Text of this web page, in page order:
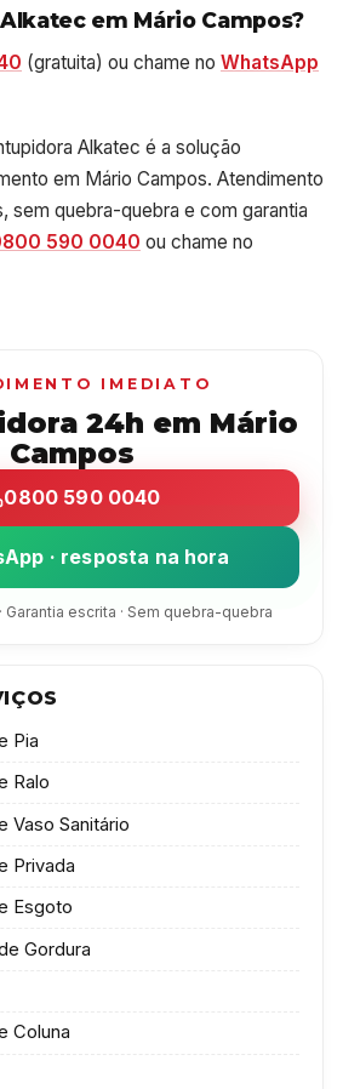
em Mário Campos?
(gratuita) ou chame no WhatsApp
Alkatec é a solução
em Mário Campos. Atendimento
sem quebra-quebra e com garantia
590 0040 ou chame no
IMEDIATO
24h em Mário
Campos
0800 590 0040
· resposta na hora
Garantia escrita · Sem quebra-quebra
Pia
Ralo
Vaso Sanitário
Privada
Esgoto
Gordura
Coluna